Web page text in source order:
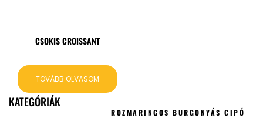
CSOKIS CROISSANT
TOVÁBB OLVASOM
KATEGÓRIÁK
ROZMARINGOS BURGONYÁS CIPÓ